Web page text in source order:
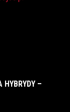
HYBRYDY –